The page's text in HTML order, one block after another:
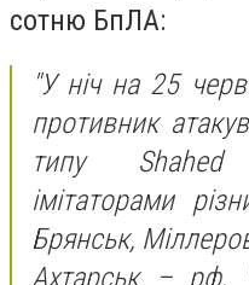
сотню БпЛА:
"У ніч на 25
противник
типу Shahed
імітаторами
Брянськ,
Ахтарськ – рф,